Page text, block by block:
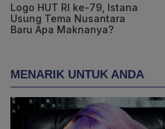
Logo HUT RI ke-79, Istana
Usung Tema Nusantara
Baru Apa Maknanya?